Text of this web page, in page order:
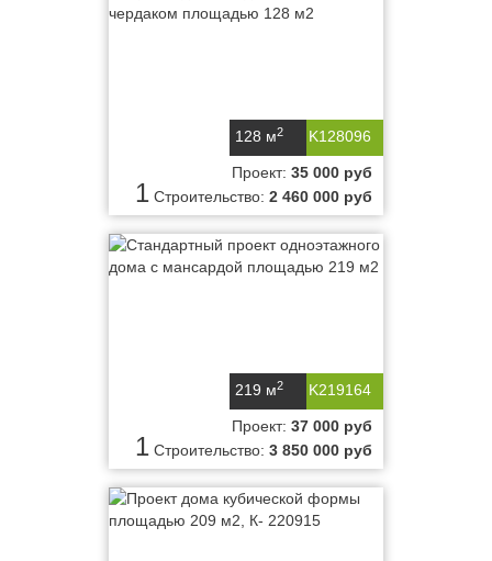
K128096
128 м2
1
Проект: 35 000 руб
Строительство: 2 460 000 руб
K219164
219 м2
1
Проект: 37 000 руб
Строительство: 3 850 000 руб